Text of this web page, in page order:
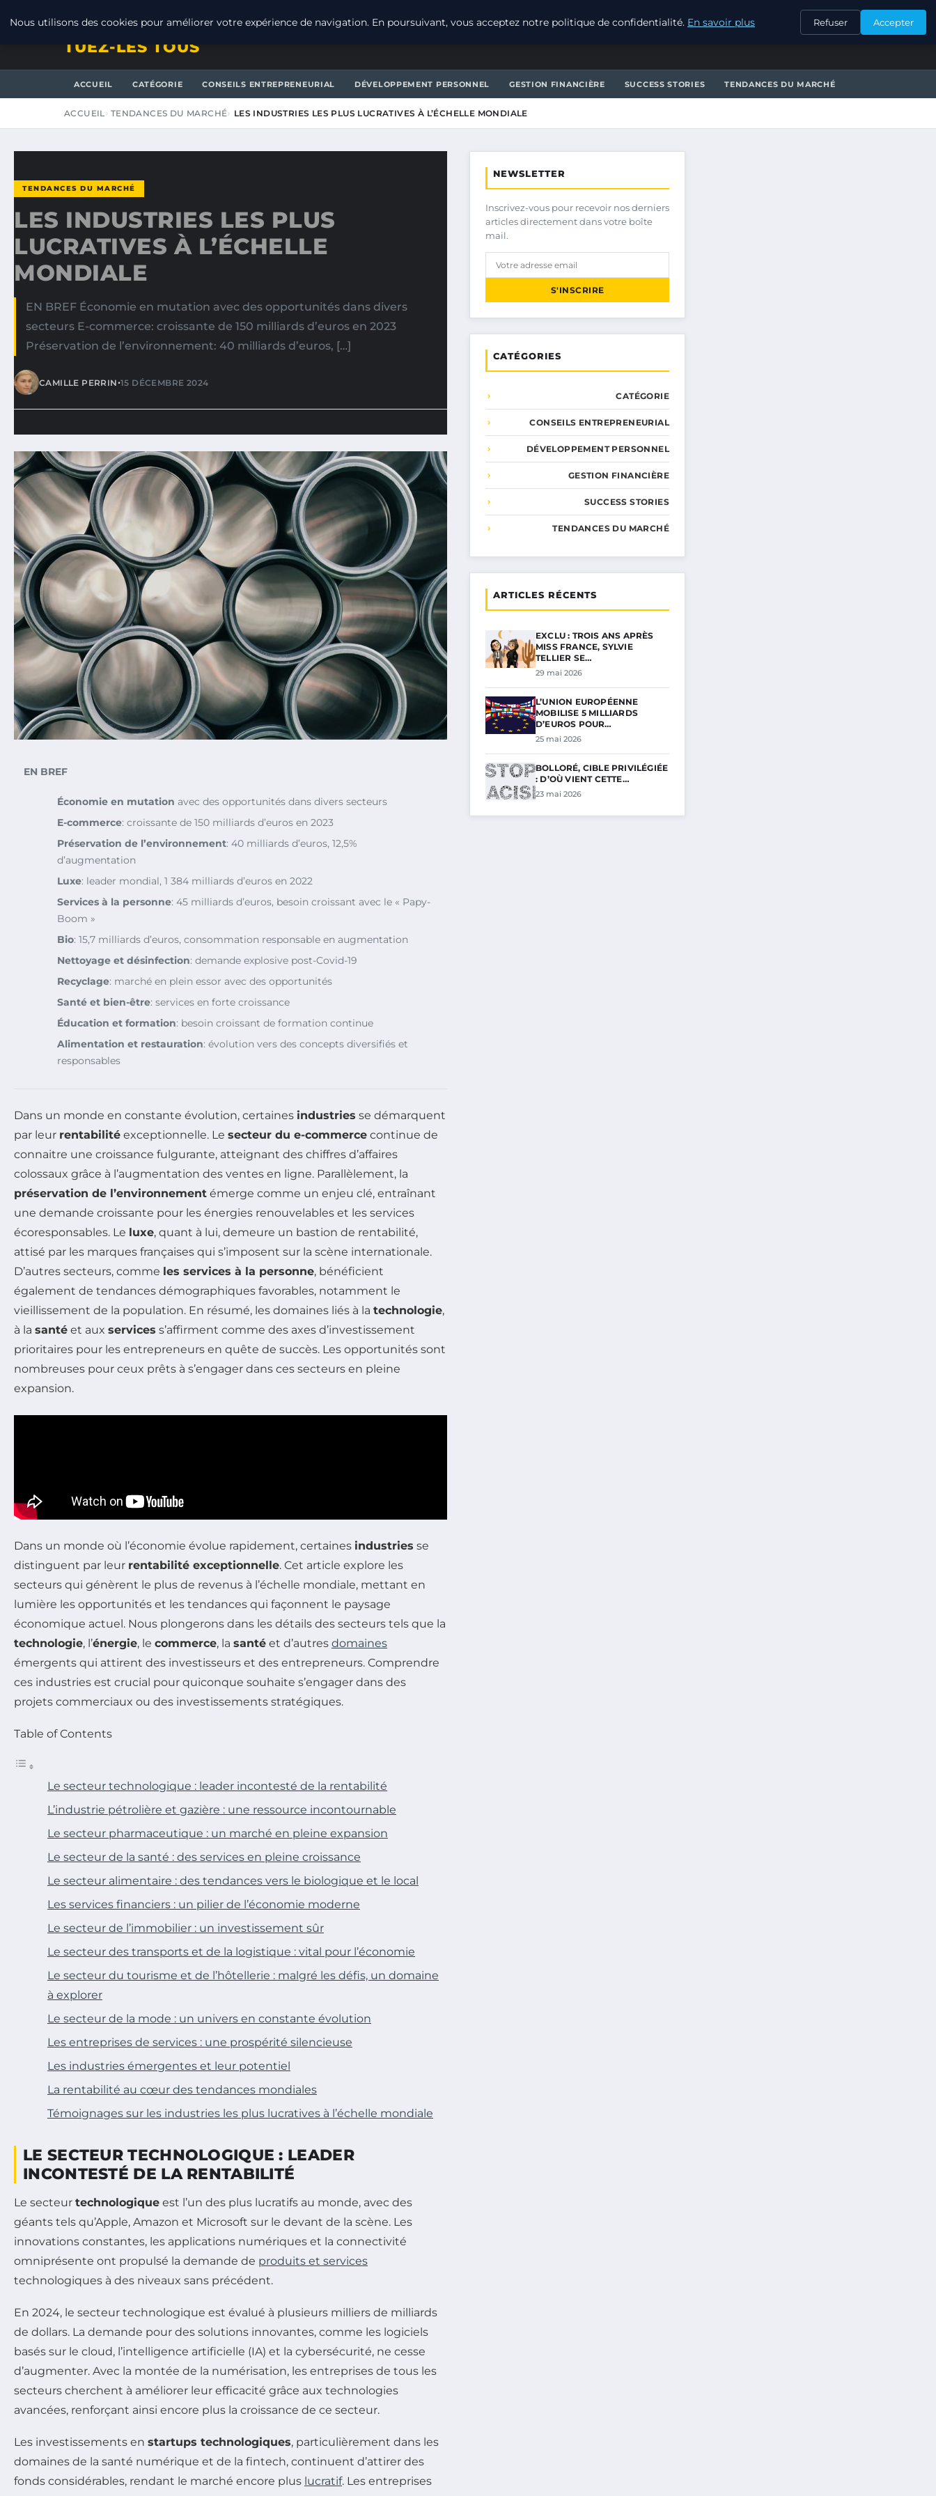
CONTACT
TUEZ-LES TOUS
ACCUEIL CATÉGORIE CONSEILS ENTREPRENEURIAL DÉVELOPPEMENT PERSONNEL GESTION FINANCIÈRE SUCCESS STORIES TENDANCES DU MARCHÉ
ACCUEIL TENDANCES DU MARCHÉ LES INDUSTRIES LES PLUS LUCRATIVES À L’ÉCHELLE MONDIALE
TENDANCES DU MARCHÉ
LES INDUSTRIES LES PLUS
LUCRATIVES À L’ÉCHELLE
MONDIALE
EN BREF Économie en mutation avec des opportunités dans divers
secteurs E-commerce: croissante de 150 milliards d’euros en 2023
Préservation de l’environnement: 40 milliards d’euros, […]
CAMILLE PERRIN•15 DÉCEMBRE 2024
EN BREF
Économie en mutation avec des opportunités dans divers secteurs
E-commerce: croissante de 150 milliards d’euros en 2023
Préservation de l’environnement: 40 milliards d’euros, 12,5%
d’augmentation
Luxe: leader mondial, 1 384 milliards d’euros en 2022
Services à la personne: 45 milliards d’euros, besoin croissant avec le « Papy-
Boom »
Bio: 15,7 milliards d’euros, consommation responsable en augmentation
Nettoyage et désinfection: demande explosive post-Covid-19
Recyclage: marché en plein essor avec des opportunités
Santé et bien-être: services en forte croissance
Éducation et formation: besoin croissant de formation continue
Alimentation et restauration: évolution vers des concepts diversifiés et
responsables
Dans un monde en constante évolution, certaines industries se démarquent
par leur rentabilité exceptionnelle. Le secteur du e-commerce continue de
connaitre une croissance fulgurante, atteignant des chiffres d’affaires
colossaux grâce à l’augmentation des ventes en ligne. Parallèlement, la
préservation de l’environnement émerge comme un enjeu clé, entraînant
une demande croissante pour les énergies renouvelables et les services
écoresponsables. Le luxe, quant à lui, demeure un bastion de rentabilité,
attisé par les marques françaises qui s’imposent sur la scène internationale.
D’autres secteurs, comme les services à la personne, bénéficient
également de tendances démographiques favorables, notamment le
vieillissement de la population. En résumé, les domaines liés à la technologie,
à la santé et aux services s’affirment comme des axes d’investissement
prioritaires pour les entrepreneurs en quête de succès. Les opportunités sont
nombreuses pour ceux prêts à s’engager dans ces secteurs en pleine
expansion.
Dans un monde où l’économie évolue rapidement, certaines industries se
distinguent par leur rentabilité exceptionnelle. Cet article explore les
secteurs qui génèrent le plus de revenus à l’échelle mondiale, mettant en
lumière les opportunités et les tendances qui façonnent le paysage
économique actuel. Nous plongerons dans les détails des secteurs tels que la
technologie, l’énergie, le commerce, la santé et d’autres domaines
émergents qui attirent des investisseurs et des entrepreneurs. Comprendre
ces industries est crucial pour quiconque souhaite s’engager dans des
projets commerciaux ou des investissements stratégiques.
Table of Contents
Le secteur technologique : leader incontesté de la rentabilité
L’industrie pétrolière et gazière : une ressource incontournable
Le secteur pharmaceutique : un marché en pleine expansion
Le secteur de la santé : des services en pleine croissance
Le secteur alimentaire : des tendances vers le biologique et le local
Les services financiers : un pilier de l’économie moderne
Le secteur de l’immobilier : un investissement sûr
Le secteur des transports et de la logistique : vital pour l’économie
Le secteur du tourisme et de l’hôtellerie : malgré les défis, un domaine
à explorer
Le secteur de la mode : un univers en constante évolution
Les entreprises de services : une prospérité silencieuse
Les industries émergentes et leur potentiel
La rentabilité au cœur des tendances mondiales
Témoignages sur les industries les plus lucratives à l’échelle mondiale
LE SECTEUR TECHNOLOGIQUE : LEADER
INCONTESTÉ DE LA RENTABILITÉ
Le secteur technologique est l’un des plus lucratifs au monde, avec des
géants tels qu’Apple, Amazon et Microsoft sur le devant de la scène. Les
innovations constantes, les applications numériques et la connectivité
omniprésente ont propulsé la demande de produits et services
technologiques à des niveaux sans précédent.
En 2024, le secteur technologique est évalué à plusieurs milliers de milliards
de dollars. La demande pour des solutions innovantes, comme les logiciels
basés sur le cloud, l’intelligence artificielle (IA) et la cybersécurité, ne cesse
d’augmenter. Avec la montée de la numérisation, les entreprises de tous les
secteurs cherchent à améliorer leur efficacité grâce aux technologies
avancées, renforçant ainsi encore plus la croissance de ce secteur.
Les investissements en startups technologiques, particulièrement dans les
domaines de la santé numérique et de la fintech, continuent d’attirer des
fonds considérables, rendant le marché encore plus lucratif. Les entreprises
NEWSLETTER
Inscrivez-vous pour recevoir nos derniers
articles directement dans votre boîte
mail.
S'INSCRIRE
CATÉGORIES
CATÉGORIE
CONSEILS ENTREPRENEURIAL
DÉVELOPPEMENT PERSONNEL
GESTION FINANCIÈRE
SUCCESS STORIES
TENDANCES DU MARCHÉ
ARTICLES RÉCENTS
EXCLU : TROIS ANS APRÈS
MISS FRANCE, SYLVIE
TELLIER SE…
29 mai 2026
L’UNION EUROPÉENNE
MOBILISE 5 MILLIARDS
D’EUROS POUR…
25 mai 2026
BOLLORÉ, CIBLE PRIVILÉGIÉE
: D’OÙ VIENT CETTE…
23 mai 2026
Nous utilisons des cookies pour améliorer votre expérience de navigation. En poursuivant, vous acceptez notre politique de confidentialité. En savoir plus Refuser Accepter